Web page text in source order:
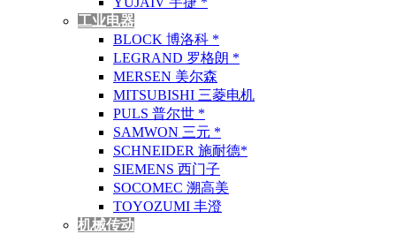
工业电器
BLOCK 博洛科 *
LEGRAND 罗格朗 *
MERSEN 美尔森
MITSUBISHI 三菱电机
PULS 普尔世 *
SAMWON 三元 *
SCHNEIDER 施耐德*
SIEMENS 西门子
SOCOMEC 溯高美
TOYOZUMI 丰澄
机械传动